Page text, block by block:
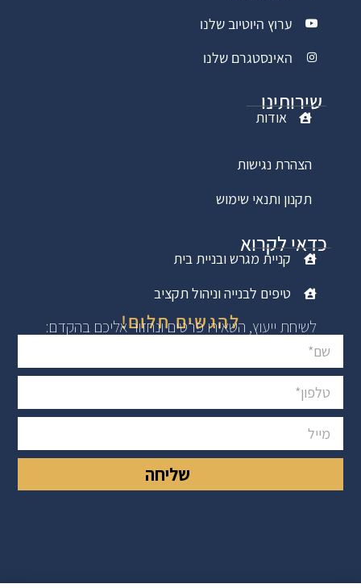
ערוץ היוטיוב שלנו
האינסטגרם שלנו
שירותינו
אודות
הצהרת נגישות
תקנון ותנאי שימוש
כדאי לקרוא
קניית מגרש ובניית בית
טיפים לבנייה וניהול תקציב
להגשים חלום!
לשיחת ייעוץ, השאירו פרטים ונחזור אליכם בהקדם:
שליחה